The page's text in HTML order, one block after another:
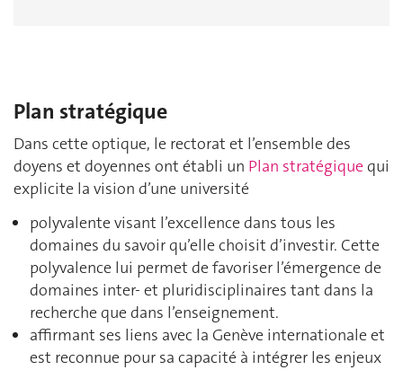
Plan stratégique
Dans cette optique, le rectorat et l’ensemble des
doyens et doyennes ont établi un Plan stratégique qui
explicite la vision d’une université
polyvalente visant l’excellence dans tous les
domaines du savoir qu’elle choisit d’investir. Cette
polyvalence lui permet de favoriser l’émergence de
domaines inter- et pluridisciplinaires tant dans la
recherche que dans l’enseignement.
affirmant ses liens avec la Genève internationale et
est reconnue pour sa capacité à intégrer les enjeux